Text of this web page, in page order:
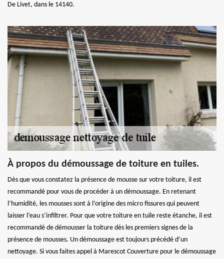
De Livet, dans le 14140.
À propos du démoussage de toiture en tuiles.
Dès que vous constatez la présence de mousse sur votre toiture, il est
recommandé pour vous de procéder à un démoussage. En retenant
l’humidité, les mousses sont à l’origine des micro fissures qui peuvent
laisser l’eau s’infiltrer. Pour que votre toiture en tuile reste étanche, il est
recommandé de démousser la toiture dès les premiers signes de la
présence de mousses. Un démoussage est toujours précédé d’un
nettoyage. Si vous faites appel à Marescot Couverture pour le démoussage